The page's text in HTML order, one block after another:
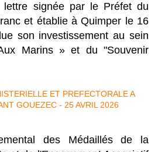
lettre signée par le Préfet du
et établie à Quimper le 16
son investissement au sein
Marins » et du "Souvenir
des Médaillés de la